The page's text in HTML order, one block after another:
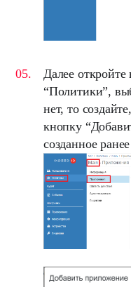
Далее откройте
“Политики”,
нет, то
кнопку “
созданное